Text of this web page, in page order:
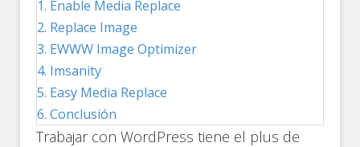
Enable Media Replace
Replace Image
EWWW Image Optimizer
Imsanity
Easy Media Replace
Conclusión
Trabajar con WordPress tiene el plus de